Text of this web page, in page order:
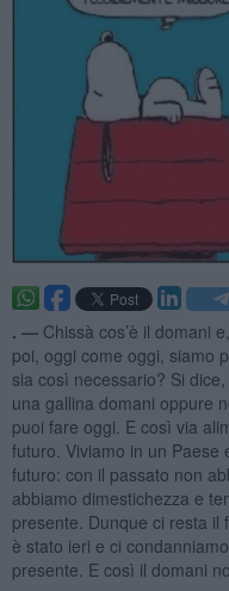
. — Chissà cos’è il domani
poi, oggi come oggi, siamo
sia così necessario? Si
una gallina domani oppure
puoi fare oggi. E così via
futuro. Viviamo in un Paese
futuro: con il passato non
abbiamo dimestichezza e
presente. Dunque ci resta il
è stato ieri e ci
presente. E così il domani